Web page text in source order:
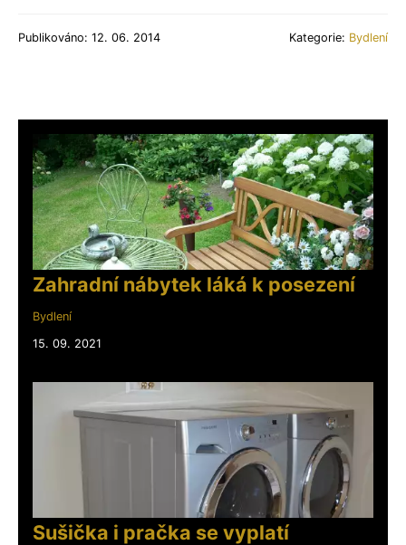
Publikováno: 12. 06. 2014 Kategorie: Bydlení
Zahradní nábytek láká k posezení
Bydlení
15. 09. 2021
Sušička i pračka se vyplatí